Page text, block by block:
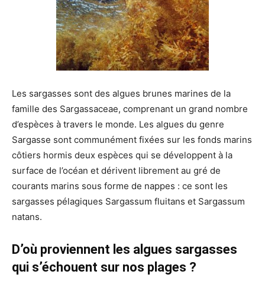
Les sargasses sont des algues brunes marines de la
famille des Sargassaceae, comprenant un grand nombre
d’espèces à travers le monde. Les algues du genre
Sargasse sont communément fixées sur les fonds marins
côtiers hormis deux espèces qui se développent à la
surface de l’océan et dérivent librement au gré de
courants marins sous forme de nappes : ce sont les
sargasses pélagiques Sargassum fluitans et Sargassum
natans.
D’où proviennent les algues sargasses
qui s’échouent sur nos plages ?